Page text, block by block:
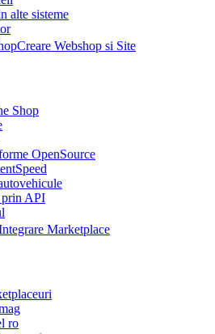
alte sisteme
Creare Webshop si Site
Shop
OpenSource
prin API
Marketplace
ro